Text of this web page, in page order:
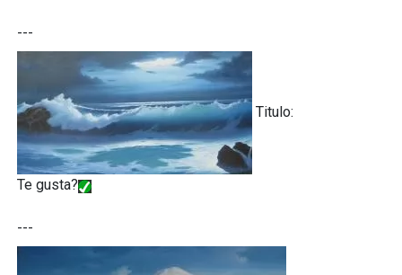
---
Titulo:
Te gusta?
---